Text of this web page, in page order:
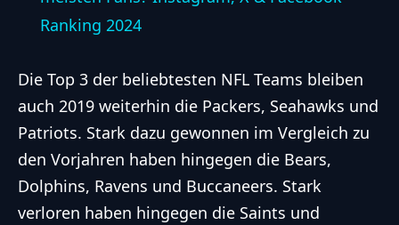
Ranking 2024
Die Top 3 der beliebtesten NFL Teams bleiben
auch 2019 weiterhin die Packers, Seahawks und
Patriots. Stark dazu gewonnen im Vergleich zu
den Vorjahren haben hingegen die Bears,
Dolphins, Ravens und Buccaneers. Stark
verloren haben hingegen die Saints und